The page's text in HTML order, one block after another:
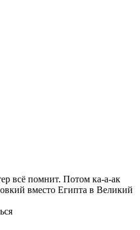
всё помнит. Потом ка-а-ак
вместо Египта в Великий